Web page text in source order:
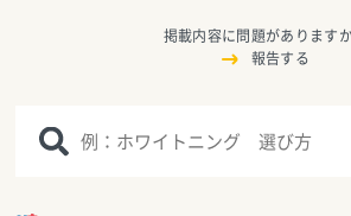
掲載内容に問題があります
報告する